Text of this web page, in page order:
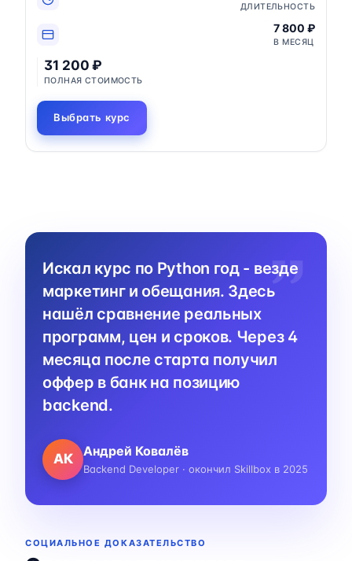
ДЛИТЕЛЬНОСТЬ
7 800 ₽
В МЕСЯЦ
31 200 ₽
ПОЛНАЯ СТОИМОСТЬ
Выбрать курс
Искал курс по Python год - везде
маркетинг и обещания. Здесь
нашёл сравнение реальных
программ, цен и сроков. Через 4
месяца после старта получил
оффер в банк на позицию
backend.
АК Андрей Ковалёв
Backend Developer · окончил Skillbox в 2025
СОЦИАЛЬНОЕ ДОКАЗАТЕЛЬСТВО